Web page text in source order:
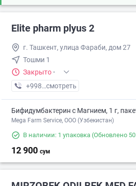
Elite pharm plyus 2
г. Ташкент, улица Фараби, дом 27
Тошми 1
Закрыто ·
+998 (77) XXX-XX-XX
смотреть
Бифидумбактерин с Магнием, 1 г,
Mega Farm Service, ООО (Узбекистан)
В наличии: 1 упаковка (Обновлено
12 900 сум